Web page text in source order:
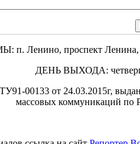
Ленино, проспект Ленина, в
ДЕНЬ ВЫХОДА:
00133 от 24.03.2015г,
массовых коммуникаций по